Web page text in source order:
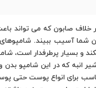
خلاف صابون که می
شما آسیب ببیند.
و بسیار پرطرفدار است،
انبه که در این شامپو بدن
برای انواع پوست